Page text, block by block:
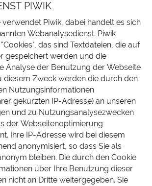
PIWIK
verwendet Piwik, dabei handelt es sich
Webanalysedienst. Piwik
das sind Textdateien, die auf
gespeichert werden und die
Analyse der Benutzung der Webseite
diesem Zweck werden die durch den
Nutzungsinformationen
gekürzten IP-Adresse) an unseren
und zu Nutzungsanalysezwecken
der Webseitenoptimierung
Ihre IP-Adresse wird bei diesem
anony­mi­siert, so dass Sie als
bleiben. Die durch den Cookie
über Ihre Benutzung dieser
nicht an Dritte weitergegeben. Sie